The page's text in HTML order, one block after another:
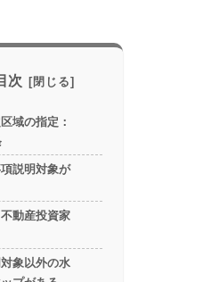
次
域の指定：
説明対象が
動産投資家
象以外の水